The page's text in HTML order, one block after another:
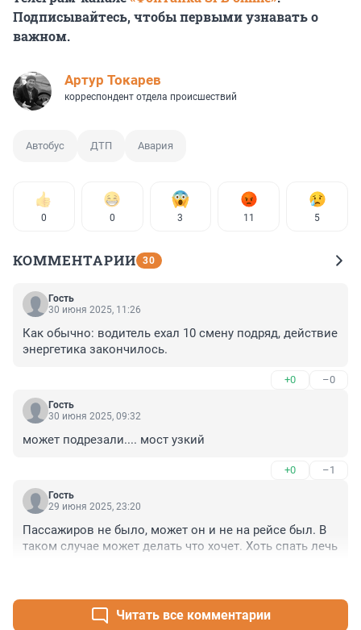
Подписывайтесь, чтобы первыми узнавать о
важном.
Артур Токарев
корреспондент отдела происшествий
Автобус ДТП Авария
0 0 3 11 5
КОММЕНТАРИИ 30
Гость
30 июня 2025, 11:26
Как обычно: водитель ехал 10 смену подряд, действие
энергетика закончилось.
+0 –0
Гость
30 июня 2025, 09:32
может подрезали.... мост узкий
+0 –1
Гость
29 июня 2025, 23:20
Пассажиров не было, может он и не на рейсе был. В
таком случае может делать что хочет. Хоть спать лечь
Читать все комментарии